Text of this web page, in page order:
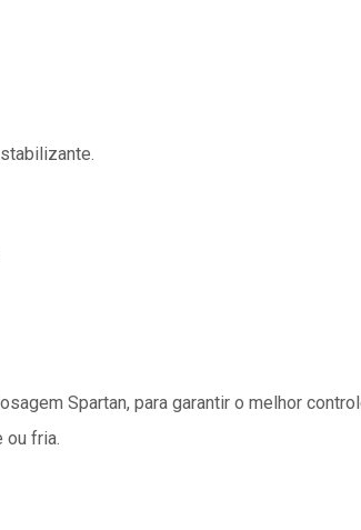
Spartan, para garantir o melhor
ou fria.